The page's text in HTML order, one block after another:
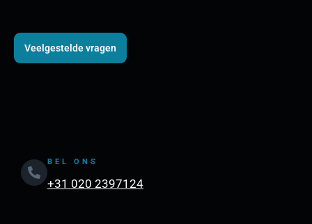
Veelgestelde vragen
BEL ONS
+31 020 2397124